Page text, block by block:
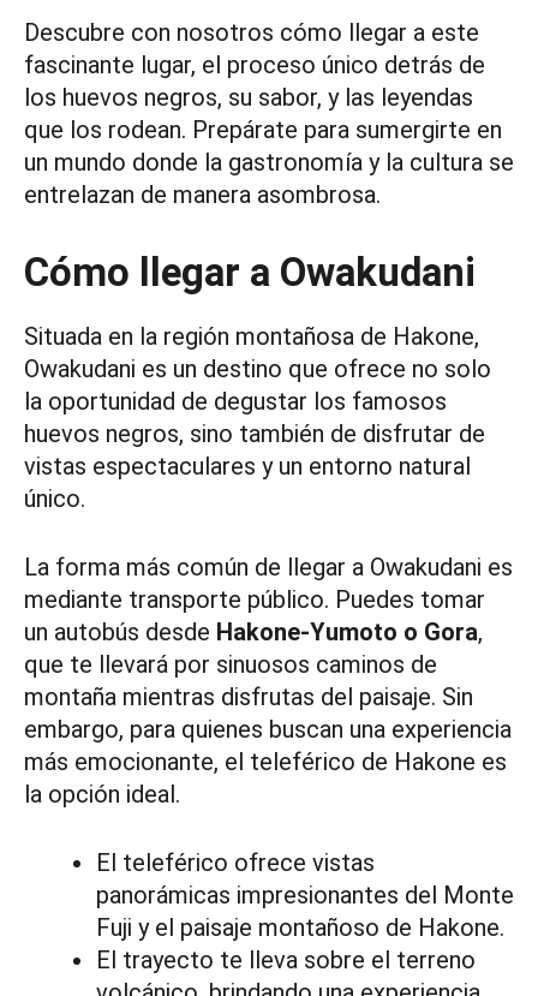
Descubre con nosotros cómo llegar a este
fascinante lugar, el proceso único detrás de
los huevos negros, su sabor, y las leyendas
que los rodean. Prepárate para sumergirte en
un mundo donde la gastronomía y la cultura se
entrelazan de manera asombrosa.
Cómo llegar a Owakudani
Situada en la región montañosa de Hakone,
Owakudani es un destino que ofrece no solo
la oportunidad de degustar los famosos
huevos negros, sino también de disfrutar de
vistas espectaculares y un entorno natural
único.
La forma más común de llegar a Owakudani es
mediante transporte público. Puedes tomar
un autobús desde Hakone-Yumoto o Gora,
que te llevará por sinuosos caminos de
montaña mientras disfrutas del paisaje. Sin
embargo, para quienes buscan una experiencia
más emocionante, el teleférico de Hakone es
la opción ideal.
El teleférico ofrece vistas
panorámicas impresionantes del Monte
Fuji y el paisaje montañoso de Hakone.
El trayecto te lleva sobre el terreno